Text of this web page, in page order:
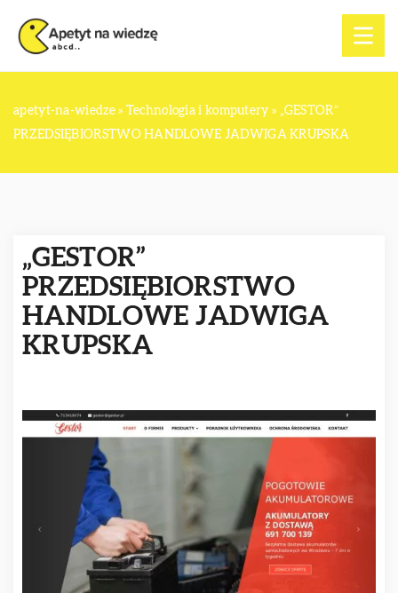
apetyt-na-wiedze» Technologia i komputery » „GESTOR”
PRZEDSIĘBIORSTWO HANDLOWE JADWIGA KRUPSKA
„GESTOR”
PRZEDSIĘBIORSTWO
HANDLOWE JADWIGA
KRUPSKA